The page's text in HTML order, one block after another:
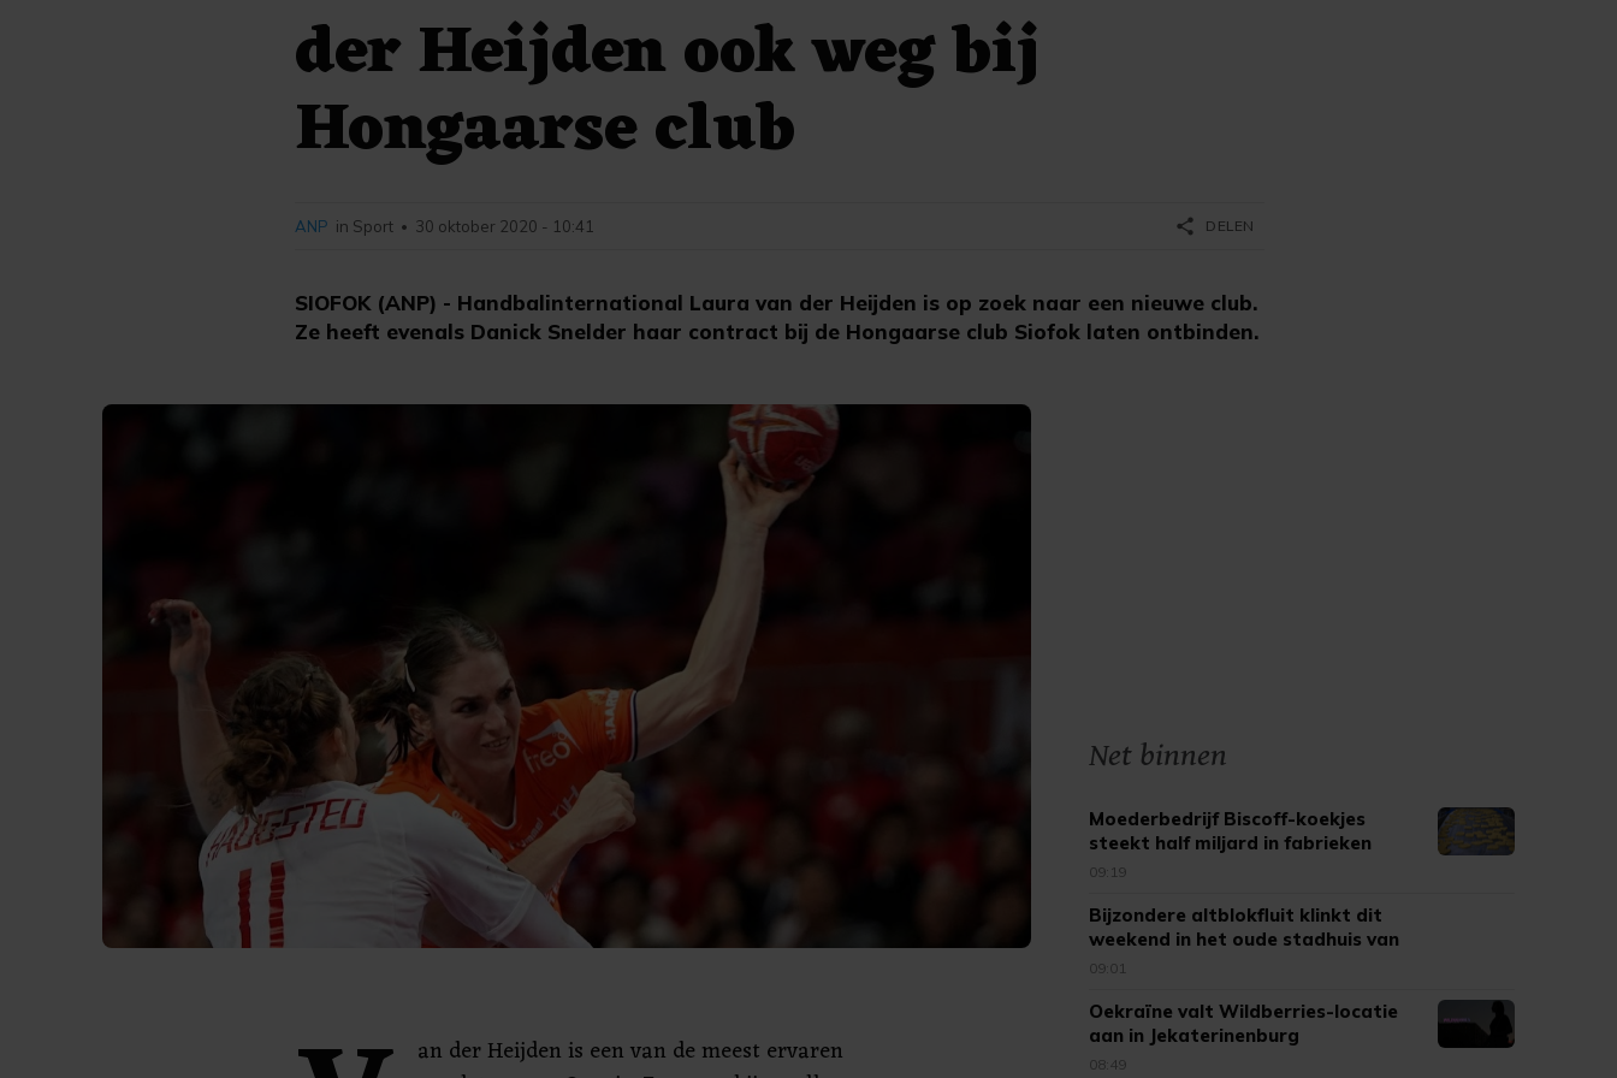
der Heijden ook weg bij
Hongaarse club
SIOFOK (ANP) - Handbalinternational Laura van der Heijden is op zoek naar een nieuwe club.
Ze heeft evenals Danick Snelder haar contract bij de Hongaarse club Siofok laten ontbinden.
ANP in Sport • 30 oktober 2020 - 10:41 share DELEN
an der Heijden is een van de meest ervaren
Net binnen
Moederbedrijf Biscoff-koekjes
steekt half miljard in fabrieken
09:19
Bijzondere altblokfluit klinkt dit
weekend in het oude stadhuis van
Tholen
09:01
Oekraïne valt Wildberries-locatie
aan in Jekaterinenburg
08:49